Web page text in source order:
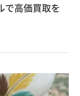
で高価買取を